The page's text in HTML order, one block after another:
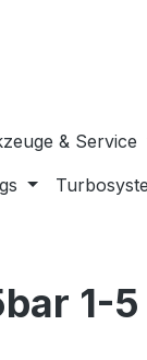
& Service
1-5